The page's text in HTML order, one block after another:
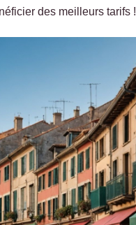
des meilleurs tarifs !